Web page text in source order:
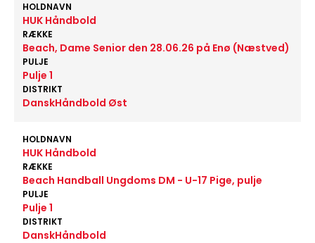
HOLDNAVN
HUK Håndbold
RÆKKE
Beach, Dame Senior den 28.06.26 på Enø (Næstved)
PULJE
Pulje 1
DISTRIKT
DanskHåndbold Øst
HOLDNAVN
HUK Håndbold
RÆKKE
Beach Handball Ungdoms DM - U-17 Pige, pulje
PULJE
Pulje 1
DISTRIKT
DanskHåndbold